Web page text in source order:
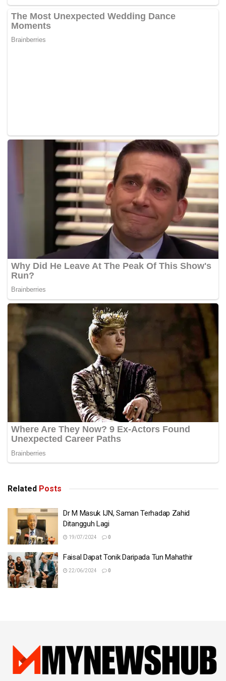
keputusan Lembaga Pengampunan menolak petisyen
pengampunan diraja terhadap Anwar, yang dipohon
melalui anggota keluarganya.
PRK Rompin Tun Mahathir
Related Posts
Dr M Masuk IJN, Saman Terhadap Zahid
Ditangguh Lagi
19/07/2024 0
Faisal Dapat Tonik Daripada Tun Mahathir
22/06/2024 0